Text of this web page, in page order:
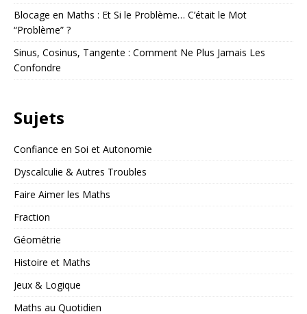
Blocage en Maths : Et Si le Problème… C’était le Mot
“Problème” ?
Sinus, Cosinus, Tangente : Comment Ne Plus Jamais Les
Confondre
Sujets
Confiance en Soi et Autonomie
Dyscalculie & Autres Troubles
Faire Aimer les Maths
Fraction
Géométrie
Histoire et Maths
Jeux & Logique
Maths au Quotidien